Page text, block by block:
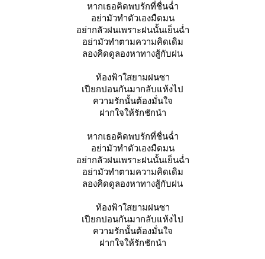
หากเธอคิดพบรักที่ชื่นฉ่ำ
อย่ามัวทำตัวเองมืดมน
อย่ากลัวฝนเพราะฝนนั้นเย็นฉ่ำ
อย่ามัวทำตามความคิดเดิม
ลองคิดดูลองหาทางสู้กับฝน
ท้องฟ้าใสยามฝนซา
เปียกปอนกันมากลับแห้งไป
ความรักนั้นต้องมั่นใจ
ฝากใจให้รักชักนำ
หากเธอคิดพบรักที่ชื่นฉ่ำ
อย่ามัวทำตัวเองมืดมน
อย่ากลัวฝนเพราะฝนนั้นเย็นฉ่ำ
อย่ามัวทำตามความคิดเดิม
ลองคิดดูลองหาทางสู้กับฝน
ท้องฟ้าใสยามฝนซา
เปียกปอนกันมากลับแห้งไป
ความรักนั้นต้องมั่นใจ
ฝากใจให้รักชักนำ